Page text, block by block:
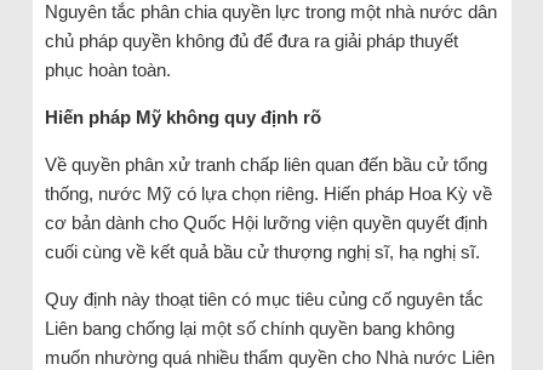
Nguyên tắc phân chia quyền lực trong một nhà nước dân
chủ pháp quyền không đủ để đưa ra giải pháp thuyết
phục hoàn toàn.
Hiến pháp Mỹ không quy định rõ
Về quyền phân xử tranh chấp liên quan đến bầu cử tổng
thống, nước Mỹ có lựa chọn riêng. Hiến pháp Hoa Kỳ về
cơ bản dành cho Quốc Hội lưỡng viện quyền quyết định
cuối cùng về kết quả bầu cử thượng nghị sĩ, hạ nghị sĩ.
Quy định này thoạt tiên có mục tiêu củng cố nguyên tắc
Liên bang chống lại một số chính quyền bang không
muốn nhường quá nhiều thẩm quyền cho Nhà nước Liên